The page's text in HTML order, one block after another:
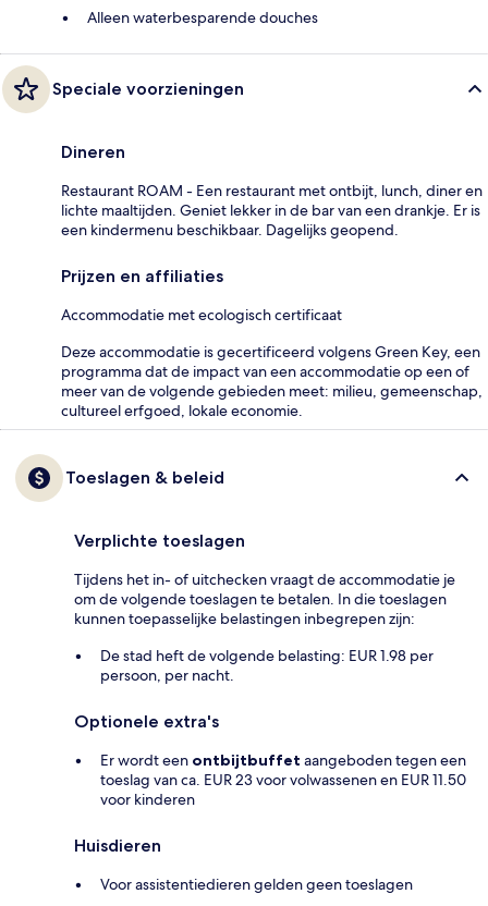
Alleen waterbesparende douches
Speciale voorzieningen
Dineren
Restaurant ROAM - Een restaurant met ontbijt, lunch, diner en
lichte maaltijden. Geniet lekker in de bar van een drankje. Er is
een kindermenu beschikbaar. Dagelijks geopend.
Prijzen en affiliaties
Accommodatie met ecologisch certificaat
Deze accommodatie is gecertificeerd volgens Green Key, een
programma dat de impact van een accommodatie op een of
meer van de volgende gebieden meet: milieu, gemeenschap,
cultureel erfgoed, lokale economie.
Toeslagen & beleid
Verplichte toeslagen
Tijdens het in- of uitchecken vraagt de accommodatie je
om de volgende toeslagen te betalen. In die toeslagen
kunnen toepasselijke belastingen inbegrepen zijn:
De stad heft de volgende belasting: EUR 1.98 per
persoon, per nacht.
Optionele extra's
Er wordt een ontbijtbuffet aangeboden tegen een
toeslag van ca. EUR 23 voor volwassenen en EUR 11.50
voor kinderen
Huisdieren
Voor assistentiedieren gelden geen toeslagen